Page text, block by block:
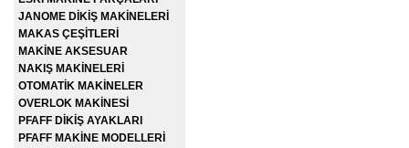
JANOME DİKİŞ MAKİNELERİ
MAKAS ÇEŞİTLERİ
MAKİNE AKSESUAR
NAKIŞ MAKİNELERİ
OTOMATİK MAKİNELER
OVERLOK MAKİNESİ
PFAFF DİKİŞ AYAKLARI
PFAFF MAKİNE MODELLERİ